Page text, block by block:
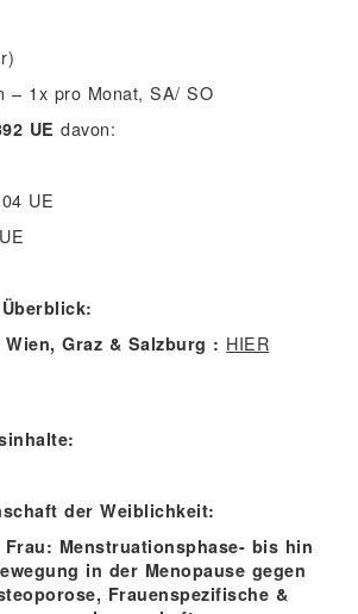
– 1x pro Monat, SA/ SO
UEdavon:
UE
Graz & Salzburg : HIER
der Weiblichkeit:
Menstruationsphase- bis hin
in der Menopause gegen
Frauenspezifische &